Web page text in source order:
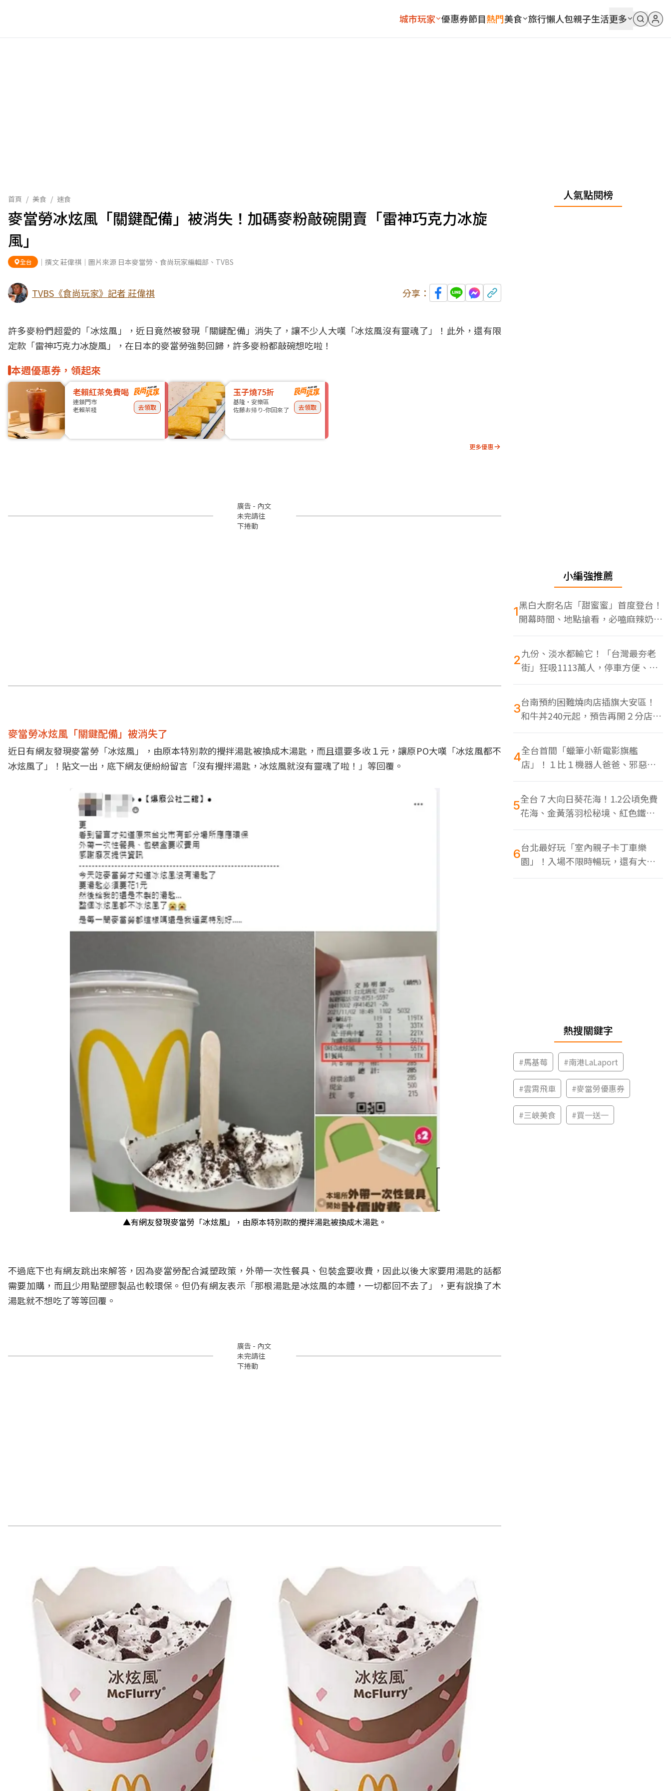
城市玩家 優惠券節目熱門美食 旅行懶人包親子生活更多
首頁 / 美食 / 速食
麥當勞冰炫風「關鍵配備」被消失！加碼麥粉敲碗開賣「雷神巧克力冰旋
風」
全台 ｜撰文 莊偉祺｜圖片來源 日本麥當勞、食尚玩家編輯部、TVBS
TVBS《食尚玩家》記者 莊偉祺 分享：
許多麥粉們超愛的「冰炫風」，近日竟然被發現「關鍵配備」消失了，讓不少人大嘆「冰炫風沒有靈魂了」！此外，還有限
定款「雷神巧克力冰旋風」，在日本的麥當勞強勢回歸，許多麥粉都敲碗想吃啦！
本週優惠券，領起來
老賴紅茶免費喝
連鎖門市
老賴茶棧
去領取
玉子燒75折
基隆・安樂區
佐藤お帰り-你回來了
去領取
更多優惠
廣告 - 內文
未完請往
下捲動
麥當勞冰炫風「關鍵配備」被消失了
近日有網友發現麥當勞「冰炫風」，由原本特別款的攪拌湯匙被換成木湯匙，而且還要多收１元，讓原PO大嘆「冰炫風都不
冰炫風了」！貼文一出，底下網友便紛紛留言「沒有攪拌湯匙，冰炫風就沒有靈魂了啦！」等回覆。
▲有網友發現麥當勞「冰炫風」，由原本特別款的攪拌湯匙被換成木湯匙。
不過底下也有網友跳出來解答，因為麥當勞配合減塑政策，外帶一次性餐具、包裝盒要收費，因此以後大家要用湯匙的話都
需要加購，而且少用點塑膠製品也較環保。但仍有網友表示「那根湯匙是冰炫風的本體，一切都回不去了」，更有說換了木
湯匙就不想吃了等等回覆。
廣告 - 內文
未完請往
下捲動
人氣點閱榜
小編強推薦
1黑白大廚名店「甜蜜蜜」首度登台！
開幕時間、地點搶看，必嗑麻辣奶油
蝦
2九份、淡水都輸它！「台灣最夯老
街」狂吸1113萬人，停車方便、特
色美食多
3台南預約困難燒肉店插旗大安區！
和牛丼240元起，預告再開２分店、
地點曝光
4全台首間「蠟筆小新電影旗艦
店」！１比１機器人爸爸、邪惡正
男，百款周邊買翻
5全台７大向日葵花海！1.2公頃免費
花海、金黃落羽松秘境、紅色鐵橋
同框
6台北最好玩「室內親子卡丁車樂
園」！入場不限時暢玩，還有大螢
幕Switch遊戲區
熱搜關鍵字
#馬基莓 #南港LaLaport
#雲霄飛車 #麥當勞優惠券
#三峽美食 #買一送一